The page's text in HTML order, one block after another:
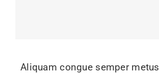
Aliquam congue semper metus